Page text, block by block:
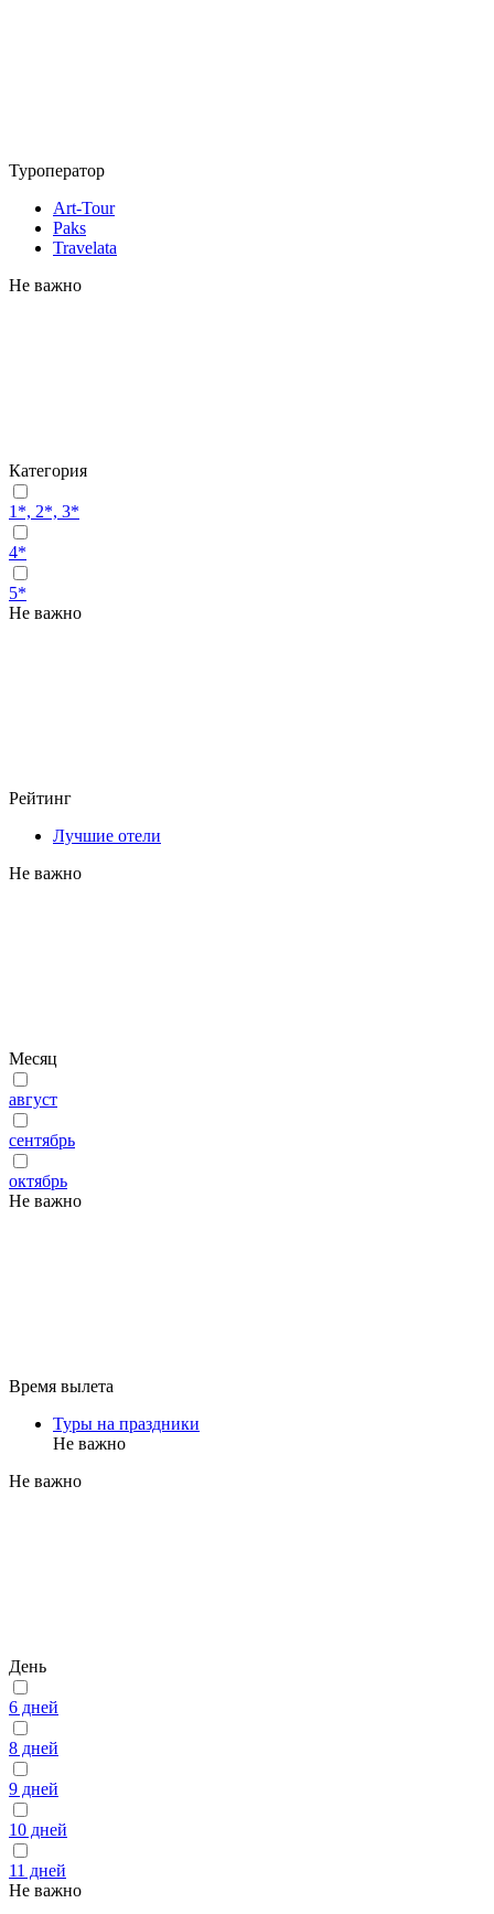
Туроператор
Art-Tour
Paks
Travelata
Не важно
Категория
1*, 2*, 3*
4*
5*
Не важно
Рейтинг
Лучшие отели
Не важно
Месяц
август
сентябрь
октябрь
Не важно
Время вылета
Туры на праздники
Не важно
Не важно
День
6 дней
8 дней
9 дней
10 дней
11 дней
Не важно